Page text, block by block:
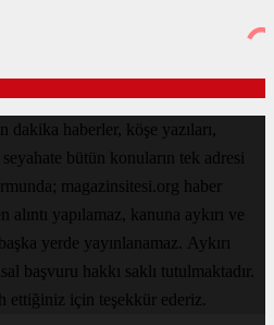
dakika haberler, köşe yazıları,
bütün konuların tek adresi
magazinsitesi.org haber
yapılamaz, kanuna aykırı ve
yerde yayınlanamaz. Aykırı
başvuru hakkı saklı tutulmaktadır.
ettiğiniz için teşekkür ederiz.